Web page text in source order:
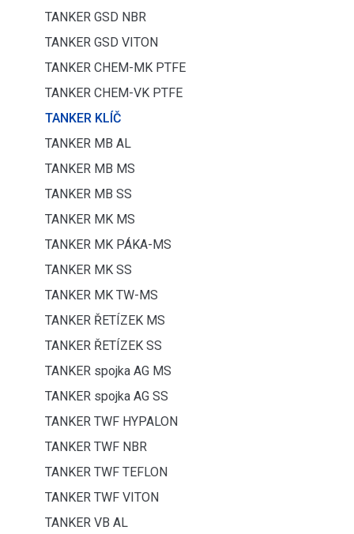
TANKER GSD NBR
TANKER GSD VITON
TANKER CHEM-MK PTFE
TANKER CHEM-VK PTFE
TANKER KLÍČ
TANKER MB AL
TANKER MB MS
TANKER MB SS
TANKER MK MS
TANKER MK PÁKA-MS
TANKER MK SS
TANKER MK TW-MS
TANKER ŘETÍZEK MS
TANKER ŘETÍZEK SS
TANKER spojka AG MS
TANKER spojka AG SS
TANKER TWF HYPALON
TANKER TWF NBR
TANKER TWF TEFLON
TANKER TWF VITON
TANKER VB AL